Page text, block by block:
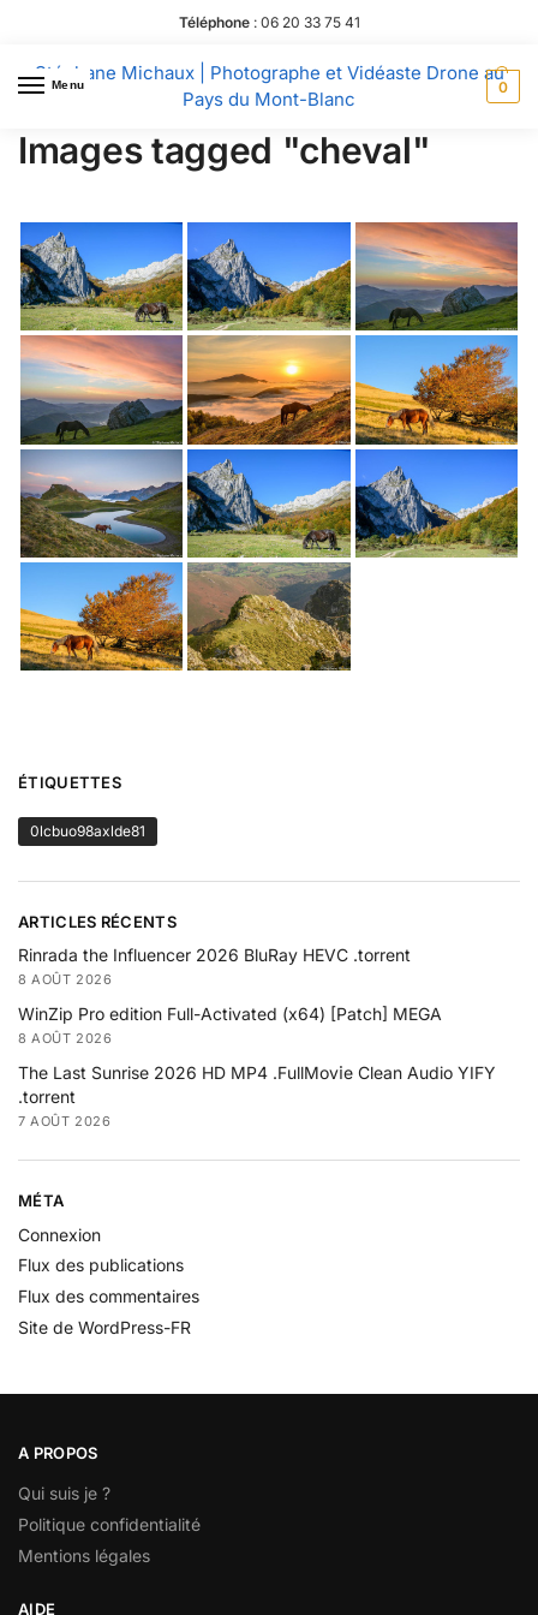
Téléphone: 06 20 33 75 41
Menu
Stéphane Michaux | Photographe et Vidéaste Drone au
Pays du Mont-Blanc
0
Images tagged "cheval"
ÉTIQUETTES
0lcbuo98axlde81
ARTICLES RÉCENTS
Rinrada the Influencer 2026 BluRay HEVC .torrent
8 AOÛT 2026
WinZip Pro edition Full-Activated (x64) [Patch] MEGA
8 AOÛT 2026
The Last Sunrise 2026 HD MP4 .FullMov𝗂e Clean Audio YIFY
.torrent
7 AOÛT 2026
MÉTA
Connexion
Flux des publications
Flux des commentaires
Site de WordPress-FR
A PROPOS
Qui suis je ?
Politique confidentialité
Mentions légales
AIDE